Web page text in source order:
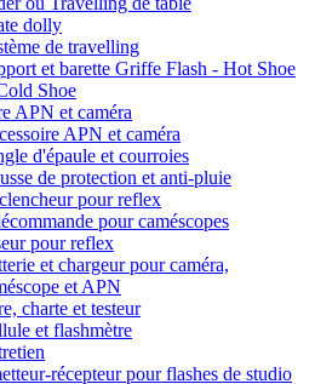
dolly
de travelling
et barette Griffe Flash - Hot Shoe
Shoe
APN et caméra
APN et caméra
d'épaule et courroies
de protection et anti-pluie
pour reflex
pour caméscopes
pour reflex
et chargeur pour caméra,
et APN
charte et testeur
et flashmètre
récepteur pour flashes de studio